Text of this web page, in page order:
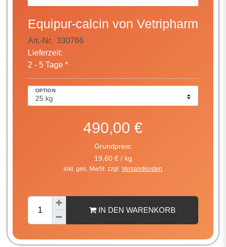
Equipur-calcin von Vetripharm
Art.-Nr. 330766
Lieferzeit:
2 - 5 Tage *
OPTION
490,00 €
Grundpreis:
19,60 € / kg
inkl. ges. MwSt. zzgl. Versandkosten
IN DEN WARENKORB